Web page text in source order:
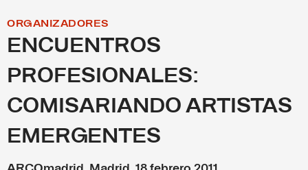
ORGANIZADORES
ENCUENTROS
PROFESIONALES:
COMISARIANDO ARTISTAS
EMERGENTES